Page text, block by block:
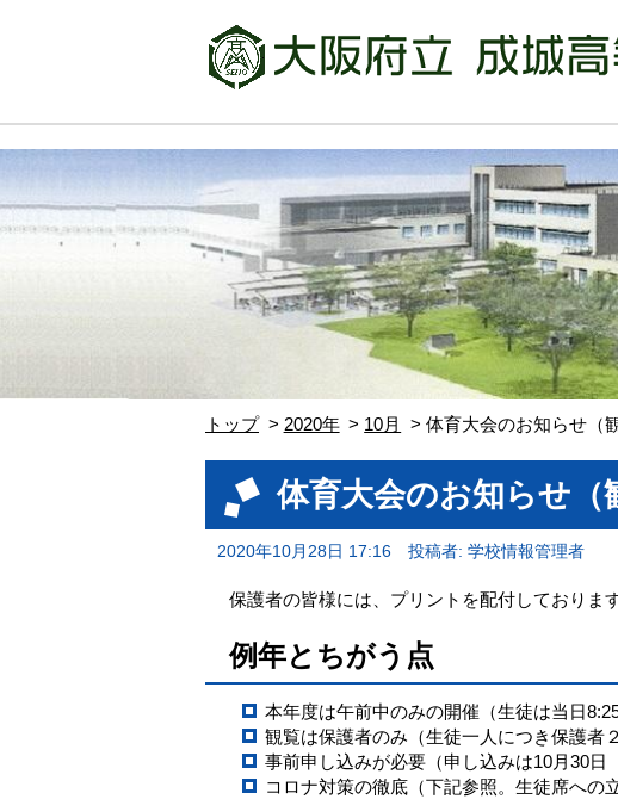
トップ 2020年 10月 体育大会のお知らせ（
体育大会のお知らせ（
2020年10月28日 17:16 投稿者: 学校情報管理者
保護者の皆様には、プリントを配付しておりま
例年とちがう点
本年度は午前中のみの開催（生徒は当日
観覧は保護者のみ（生徒一人につき保護者
事前申し込みが必要（申し込みは10月30日
コロナ対策の徹底（下記参照。生徒席への